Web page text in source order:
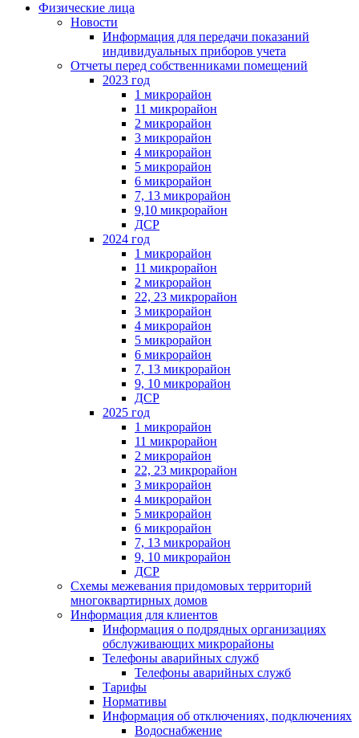
Физические лица
Новости
Информация для передачи показаний
индивидуальных приборов учета
Отчеты перед собственниками помещений
2023 год
1 микрорайон
11 микрорайон
2 микрорайон
3 микрорайон
4 микрорайон
5 микрорайон
6 микрорайон
7, 13 микрорайон
9,10 микрорайон
ДСР
2024 год
1 микрорайон
11 микрорайон
2 микрорайон
22, 23 микрорайон
3 микрорайон
4 микрорайон
5 микрорайон
6 микрорайон
7, 13 микрорайон
9, 10 микрорайон
ДСР
2025 год
1 микрорайон
11 микрорайон
2 микрорайон
22, 23 микрорайон
3 микрорайон
4 микрорайон
5 микрорайон
6 микрорайон
7, 13 микрорайон
9, 10 микрорайон
ДСР
Схемы межевания придомовых территорий
многоквартирных домов
Информация для клиентов
Информация о подрядных организациях
обслуживающих микрорайоны
Телефоны аварийных служб
Телефоны аварийных служб
Тарифы
Нормативы
Информация об отключениях, подключениях
Водоснабжение